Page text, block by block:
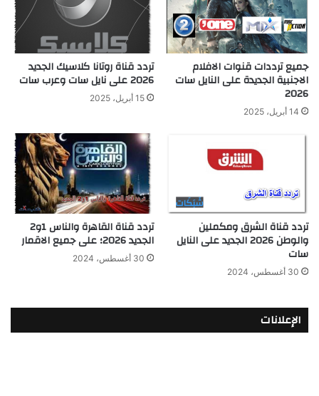
جميع ترددات قنوات الافلام
الاجنبية الجديدة على النايل سات
2026
14 أبريل، 2025
تردد قناة روتانا كلاسيك الجديد
2026 على نايل سات وعرب سات
15 أبريل، 2025
تردد قناة الشرق ومكملين
والوطن 2026 الجديد على النايل
سات
30 أغسطس، 2024
تردد قناة القاهرة والناس 1و2
الجديد 2026؛ على جميع الاقمار
30 أغسطس، 2024
الإعلانات